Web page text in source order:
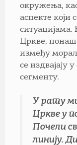
окружења,
аспекте који
ситуацијама.
Цркве,
између
се издвајају
сегменту.
У рату
Цркве у
Почели
линију.